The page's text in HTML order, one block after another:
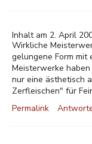
Inhalt am 2. April
Wirkliche
gelungene Form mit
Meisterwerke
nur eine ästhetisch
Zerfleischen" für
Permalink